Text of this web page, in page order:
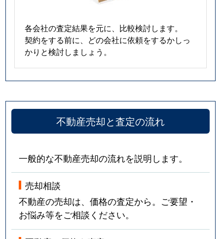
各会社の査定結果を元に、比較検討します。
契約をする前に、どの会社に依頼をするかしっ
かりと検討しましょう。
不動産売却と査定の流れ
一般的な不動産売却の流れを説明します。
売却相談
不動産の売却は、価格の査定から。ご要望・
お悩み等をご相談ください。